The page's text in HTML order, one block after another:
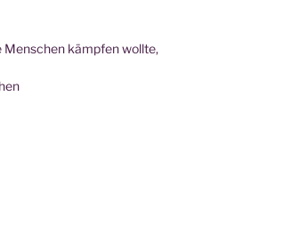
Men­schen kämp­fen woll­te,